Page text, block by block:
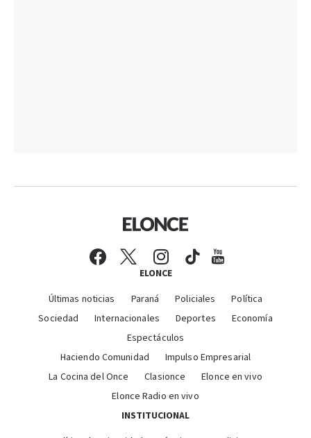
ELONCE
Últimas noticias Paraná Policiales
Política
Sociedad
Internacionales Deportes
Economía
Espectáculos
Haciendo Comunidad
Impulso Empresarial
La Cocina del Once
Clasionce
Elonce en vivo
Elonce Radio en vivo
INSTITUCIONAL